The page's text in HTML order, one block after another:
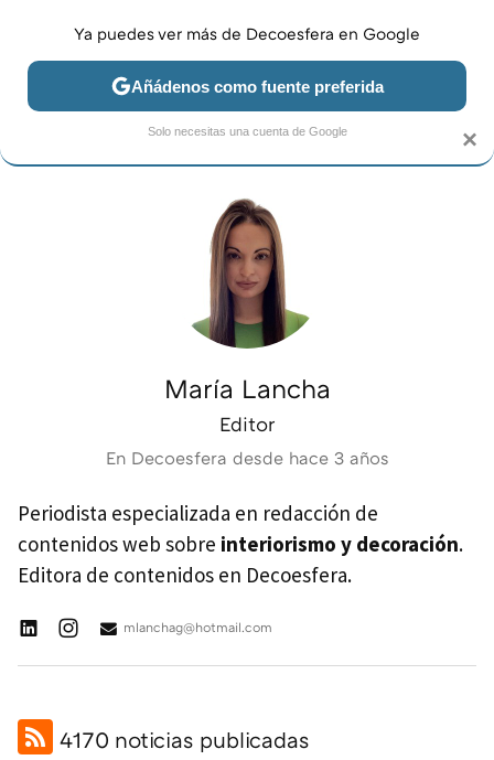
JARDÍN Y TERRAZA SALÓN DORMITORIO COCINA
María Lancha
Editor
En Decoesfera desde hace 3 años
Periodista especializada en redacción de
contenidos web sobre interiorismo y decoración.
Editora de contenidos en Decoesfera.
mlanchag@hotmail.com
4170 noticias publicadas
×
Ya puedes ver más de Decoesfera en Google
Añádenos como fuente preferida
Solo necesitas una cuenta de Google